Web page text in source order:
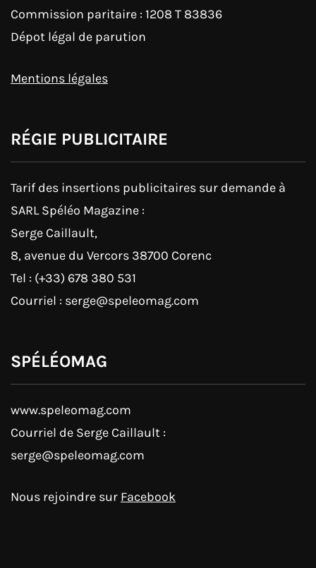
Commission paritaire : 1208 T 83836
Dépot légal de parution
Mentions légales
RÉGIE PUBLICITAIRE
Tarif des insertions publicitaires sur demande à
SARL Spéléo Magazine :
Serge Caillault,
8, avenue du Vercors 38700 Corenc
Tel : (+33) 678 380 531
Courriel : serge@speleomag.com
SPÉLÉOMAG
www.speleomag.com
Courriel de Serge Caillault :
serge@speleomag.com
Nous rejoindre sur Facebook